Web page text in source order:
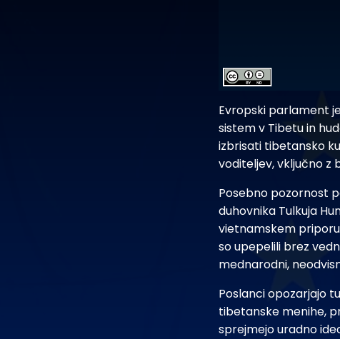
Evropski parlament
sistem v Tibetu in
izbrisati tibetansko
voditeljev, vključno z
Posebno pozornost
duhovnika Tulkuja
vietnamskem
so upepelili brez
mednarodni,
Poslanci opozarjajo
tibetanske menihe,
sprejmejo uradno